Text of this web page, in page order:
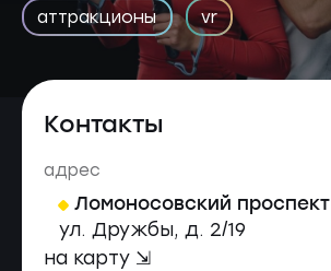
аттракционы vr
Контакты
адрес
Ломоносовский проспект
ул. Дружбы, д. 2/19
на карту ⇲